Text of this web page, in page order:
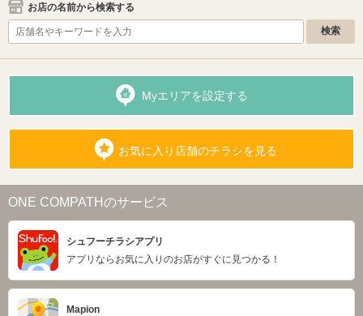
お店の名前から検索する
Myエリアを設定する
お気に入り店舗のチラシを見る
ONE COMPATHのサービス
シュフーチラシアプリ
アプリならお気に入りのお店がすぐに見つかる！
Mapion